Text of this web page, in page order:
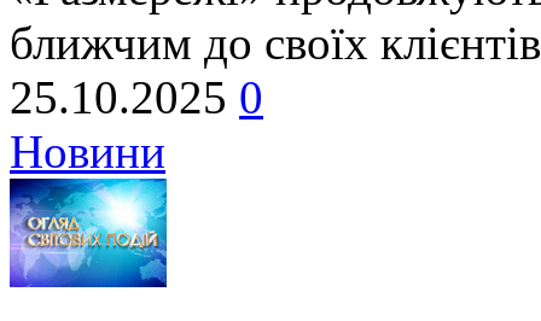
ближчим до своїх
25.10.2025 0
Новини